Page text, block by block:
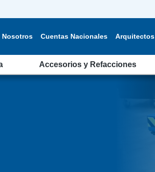
Nosotros Cuentas Nacionales Arquitectos
Accesorios y Refacciones